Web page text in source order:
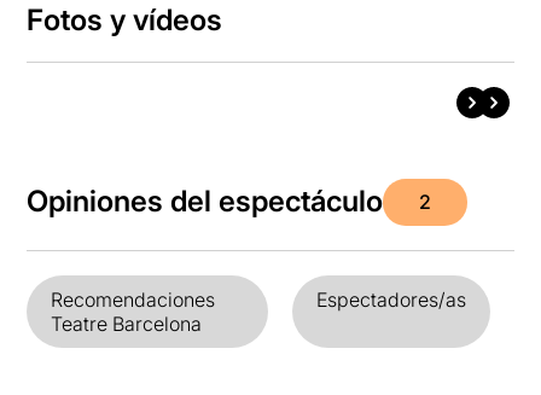
Fotos y vídeos
Opiniones del espectáculo 2
Recomendaciones
Teatre Barcelona
Espectadores/as